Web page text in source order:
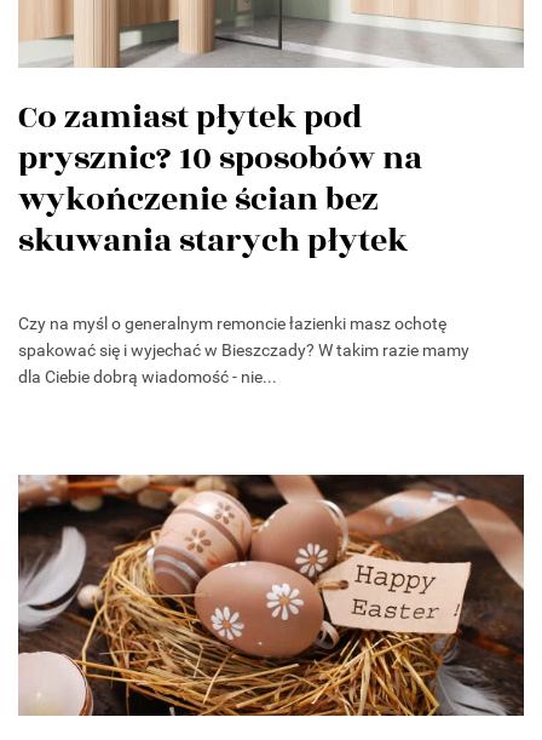
Co zamiast płytek pod
prysznic? 10 sposobów na
wykończenie ścian bez
skuwania starych płytek
Czy na myśl o generalnym remoncie łazienki masz ochotę
spakować się i wyjechać w Bieszczady? W takim razie mamy
dla Ciebie dobrą wiadomość - nie...